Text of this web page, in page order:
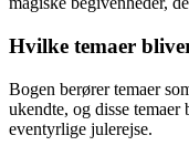
Hvilke temaer
Bogen berører temaer
ukendte, og disse
eventyrlige julerejse.